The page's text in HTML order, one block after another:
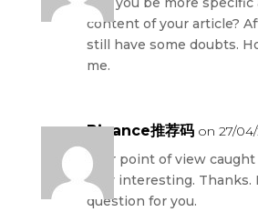
content of your article?
still have some doubts.
me.
Binance推荐码 on 27/
Your point of view
very interesting. Thanks.
question for you.